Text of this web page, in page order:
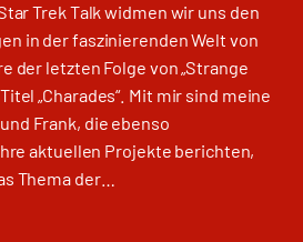
Trek Talk widmen wir uns den
in der faszinierenden Welt von
der letzten Folge von „Strange
„Charades“. Mit mir sind meine
Frank, die ebenso
aktuellen Projekte berichten,
Thema der…